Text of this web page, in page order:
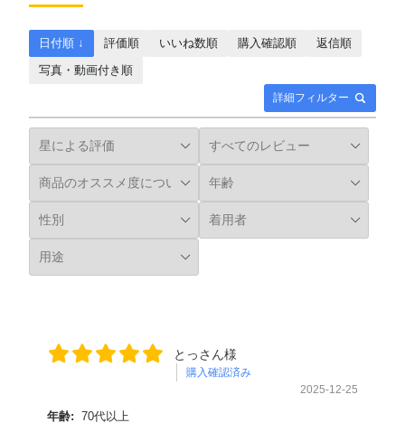
詳細フィルター
日付順 ↓ 評価順 いいね数順 購入確認順
返信順
写真・動画付き順
とっさん様
購入確認済み
2025-12-25
年齢: 70代以上